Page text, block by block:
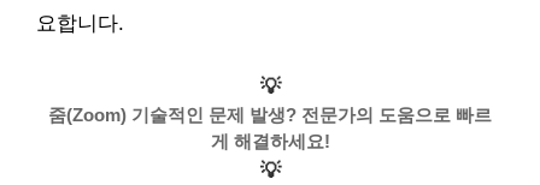
요합니다.
💡
줌(Zoom) 기술적인 문제 발생? 전문가의 도움으로 빠르
게 해결하세요!
💡